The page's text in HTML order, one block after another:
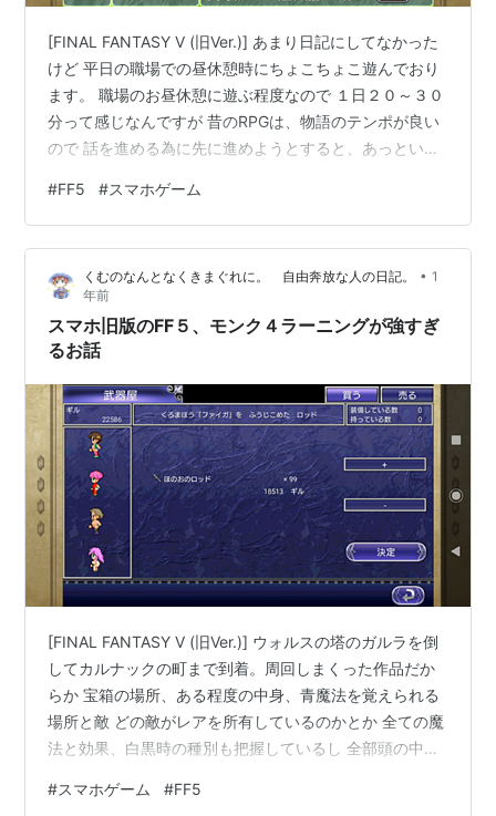
[FINAL FANTASY V (旧Ver.)] あまり日記にしてなかった
けど 平日の職場での昼休憩時にちょこちょこ遊んでおり
ます。 職場のお昼休憩に遊ぶ程度なので １日２０～３０
分って感じなんですが 昔のRPGは、物語のテンポが良い
ので 話を進める為に先に進めようとすると、あっという
の砂漠に足場を作るイベントとかでも 軽い会話メッセー
ジが流れたら、すぐにボス戦開始となって 倒したら「や
ったー！」の会話が軽く流れて 直ぐ自由行動開始で攻略
を進められる。 展開がくそはやい。今の時代にFF５をFF
７リバースのようにフルリメイクしたら サンドウォ…
#FF5 #スマホゲーム
くむのなんとなくきまぐれに。 自由奔放な人の日記。 • 1
年前
スマホ旧版のFF５、モンク４ラーニングが強すぎ
るお話
[FINAL FANTASY V (旧Ver.)] ウォルスの塔のガルラを倒
してカルナックの町まで到着。周回しまくった作品だか
らか 宝箱の場所、ある程度の中身、青魔法を覚えられる
場所と敵 どの敵がレアを所有しているのかとか 全ての魔
法と効果、白黒時の種別も把握しているし 全部頭の中に
ではないんですけどね。ゲームだとこんな感じで覚えて
#スマホゲーム #FF5